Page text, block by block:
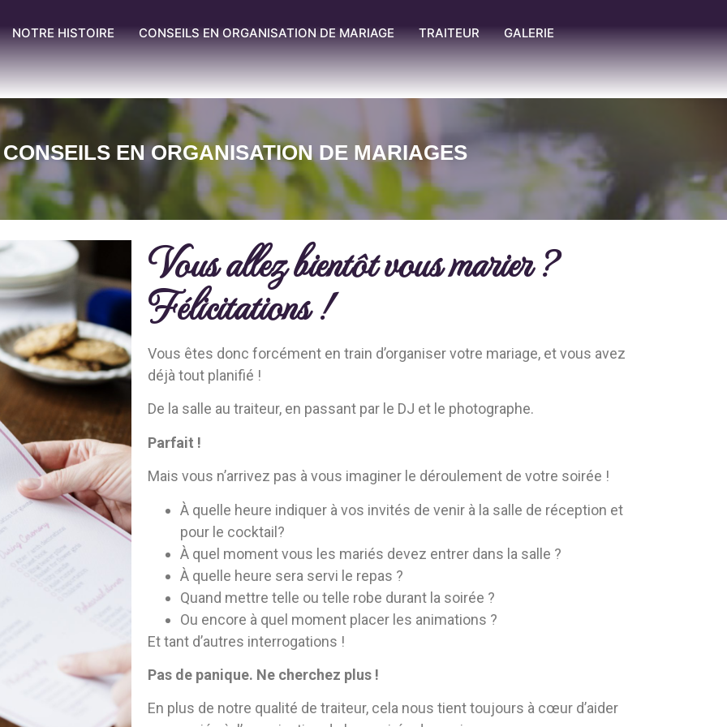
NOTRE HISTOIRE CONSEILS EN ORGANISATION DE MARIAGE TRAITEUR GALERIE
CONSEILS EN ORGANISATION DE MARIAGES
Vous allez bientôt vous marier ?
Félicitations !
Vous êtes donc forcément en train d’organiser votre mariage, et vous avez
déjà tout planifié !
De la salle au traiteur, en passant par le DJ et le photographe.
Parfait !
Mais vous n’arrivez pas à vous imaginer le déroulement de votre soirée !
À quelle heure indiquer à vos invités de venir à la salle de réception et
pour le cocktail?
À quel moment vous les mariés devez entrer dans la salle ?
À quelle heure sera servi le repas ?
Quand mettre telle ou telle robe durant la soirée ?
Ou encore à quel moment placer les animations ?
Et tant d’autres interrogations !
Pas de panique. Ne cherchez plus !
En plus de notre qualité de traiteur, cela nous tient toujours à cœur d’aider